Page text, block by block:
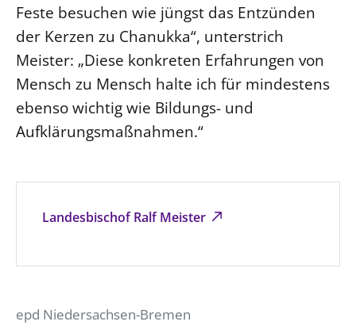
Landesbischof Ralf Meister
Feste besuchen wie jüngst das Entzünden
der Kerzen zu Chanukka“, unterstrich
Meister: „Diese konkreten Erfahrungen von
Mensch zu Mensch halte ich für mindestens
ebenso wichtig wie Bildungs- und
Aufklärungsmaßnahmen.“
epd Niedersachsen-Bremen